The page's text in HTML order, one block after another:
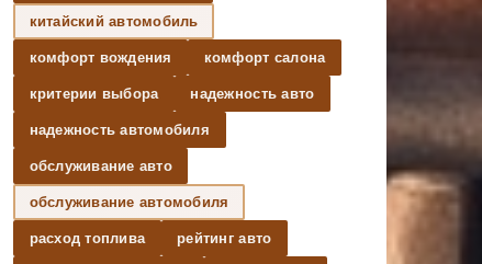
китайский автомобиль
комфорт вождения комфорт салона
критерии выбора надежность авто
надежность автомобиля
обслуживание авто
обслуживание автомобиля
расход топлива рейтинг авто